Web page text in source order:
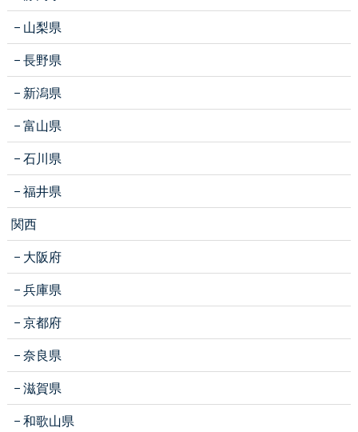
山梨県
長野県
新潟県
富山県
石川県
福井県
関西
大阪府
兵庫県
京都府
奈良県
滋賀県
和歌山県